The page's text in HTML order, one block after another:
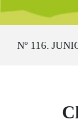
Nº 116.